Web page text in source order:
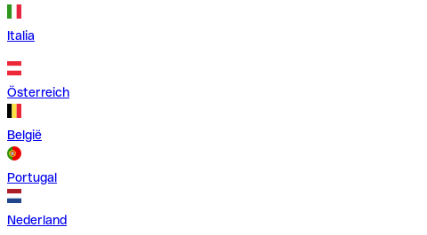
Italia
Österreich
België
Portugal
Nederland